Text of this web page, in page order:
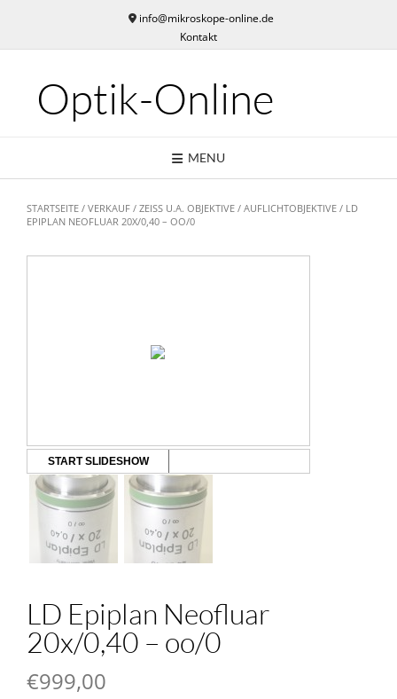
content
info@mikroskope-online.de
Kontakt
Optik-Online
MENU
STARTSEITE / VERKAUF / ZEISS U.A. OBJEKTIVE / AUFLICHTOBJEKTIVE / LD
EPIPLAN NEOFLUAR 20X/0,40 – OO/0
START SLIDESHOW
LD Epiplan Neofluar
20x/0,40 – oo/0
€999,00